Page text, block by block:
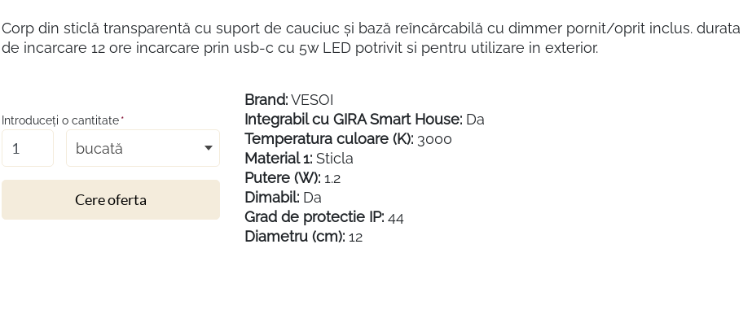
Introduceţi o cantitate*
bucată
Cere oferta
Brand:VESOI
Integrabil cu GIRA Smart House: Da
Temperatura culoare (K): 3000
Material 1: Sticla
Putere (W): 1.2
Dimabil: Da
Grad de protectie IP: 44
Diametru (cm): 12
Corp din sticlă transparentă cu suport de cauciuc și bază reîncărcabilă cu dimmer pornit/oprit inclus. durata
de incarcare 12 ore incarcare prin usb-c cu 5w LED potrivit si pentru utilizare in exterior.